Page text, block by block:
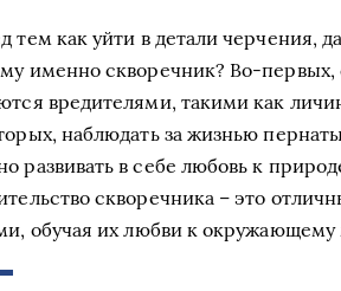
тем как уйти в детали черчения,
именно скворечник? Во-
вредителями, такими как
наблюдать за жизнью
развивать в себе любовь к
скворечника – это
обучая их любви к окружающему